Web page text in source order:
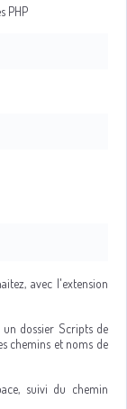
PHP
avec l'extension
dossier Scripts de
chemins et noms de
suivi du chemin